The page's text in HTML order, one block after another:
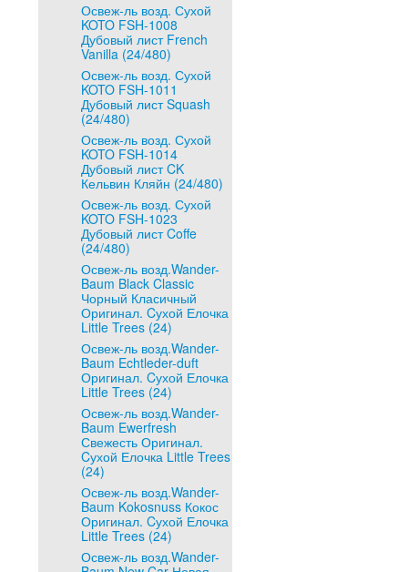
Освеж-ль возд. Сухой
KOTO FSH-1008
Дубовый лист French
Vanilla (24/480)
Освеж-ль возд. Сухой
KOTO FSH-1011
Дубовый лист Squash
(24/480)
Освеж-ль возд. Сухой
KOTO FSH-1014
Дубовый лист CK
Кельвин Кляйн (24/480)
Освеж-ль возд. Сухой
KOTO FSH-1023
Дубовый лист Coffe
(24/480)
Освеж-ль возд.Wander-
Baum Black Classic
Чорный Класичный
Оригинал. Cухой Елочка
Little Trees (24)
Освеж-ль возд.Wander-
Baum Echtleder-duft
Оригинал. Cухой Елочка
Little Trees (24)
Освеж-ль возд.Wander-
Baum Ewerfresh
Свежесть Оригинал.
Cухой Елочка Little Trees
(24)
Освеж-ль возд.Wander-
Baum Kokosnuss Кокос
Оригинал. Cухой Елочка
Little Trees (24)
Освеж-ль возд.Wander-